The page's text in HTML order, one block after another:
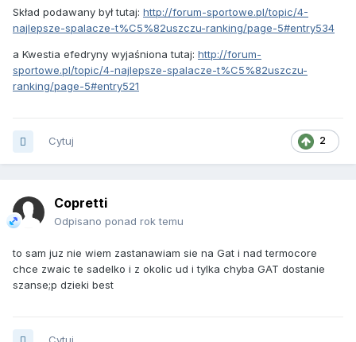
Skład podawany był tutaj: http://forum-sportowe.pl/topic/4-
najlepsze-spalacze-t%C5%82uszczu-ranking/page-5#entry534
a Kwestia efedryny wyjaśniona tutaj: http://forum-
sportowe.pl/topic/4-najlepsze-spalacze-t%C5%82uszczu-
ranking/page-5#entry521
2
Cytuj
Copretti
Odpisano ponad rok temu
to sam juz nie wiem zastanawiam sie na Gat i nad termocore
chce zwaic te sadelko i z okolic ud i tylka chyba GAT dostanie
szanse;p dzieki best